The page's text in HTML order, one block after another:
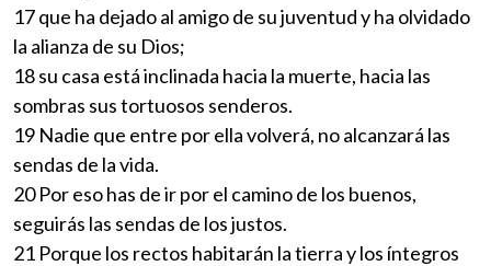
17 que ha dejado al amigo de su juventud y ha olvidado
la alianza de su Dios;
18 su casa está inclinada hacia la muerte, hacia las
sombras sus tortuosos senderos.
19 Nadie que entre por ella volverá, no alcanzará las
sendas de la vida.
20 Por eso has de ir por el camino de los buenos,
seguirás las sendas de los justos.
21 Porque los rectos habitarán la tierra y los íntegros